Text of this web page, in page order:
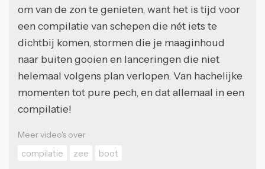
om van de zon te genieten, want het is tijd voor
een compilatie van schepen die nét iets te
dichtbij komen, stormen die je maaginhoud
naar buiten gooien en lanceringen die niet
helemaal volgens plan verlopen. Van hachelijke
momenten tot pure pech, en dat allemaal in een
compilatie!
Meer video's over
compilatie
zee boot